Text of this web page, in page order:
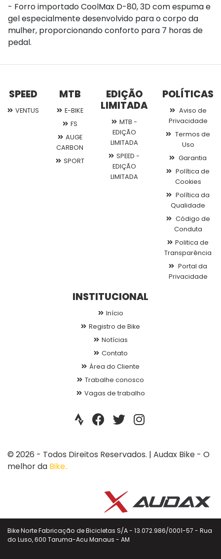
- Forro importado CoolMax D-80, 3D com espuma e
gel especialmente desenvolvido para o corpo da
mulher, proporcionando conforto para 7 horas de
pedal.
SPEED
VENTUS
MTB
E-BIKE
FS
AUGE
CARBON
SPORT
EDIÇÃO
LIMITADA
MTB -
EDIÇÃO
LIMITADA
SPEED -
EDIÇÃO
LIMITADA
POLÍTICAS
Aviso de
Privacidade
Termos de
Uso
Garantia
Política de
Cookies
Política da
Qualidade
Código de
Conduta
Politica de
Transparência
Portal da
Privacidade
INSTITUCIONAL
Início
Registro de Bike
Notícias
Contato
Área do Cliente
Trabalhe conosco
Vagas de trabalho
© 2026 - Todos Direitos Reservados. | Audax Bike - O
melhor da Bike..
Bike Norte Fabricação de Bicicletas S/A - 13.072.986/0001-57 - Rua
do Luso, 600 Taruma-Acu Manaus - AM